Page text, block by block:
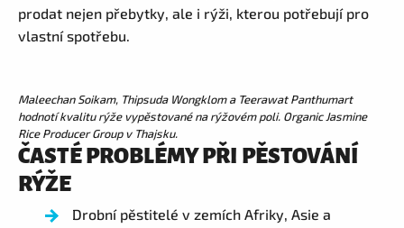
prodat nejen přebytky, ale i rýži, kterou potřebují pro
vlastní spotřebu.
Maleechan Soikam, Thipsuda Wongklom a Teerawat Panthumart
hodnotí kvalitu rýže vypěstované na rýžovém poli. Organic Jasmine
Rice Producer Group v Thajsku.
ČASTÉ PROBLÉMY PŘI PĚSTOVÁNÍ
RÝŽE
Drobní pěstitelé v zemích Afriky, Asie a